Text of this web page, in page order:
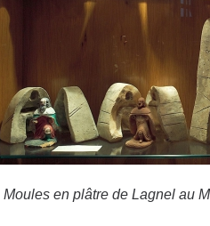
Moules en plâtre de Lagnel au